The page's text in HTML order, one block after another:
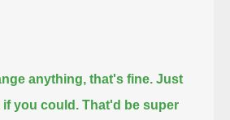
anything, that's fine. Just
if you could. That'd be super